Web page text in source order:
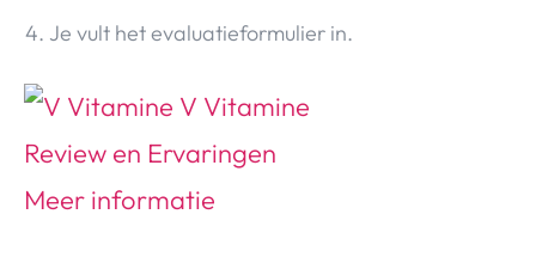
Je vult het evaluatieformulier in.